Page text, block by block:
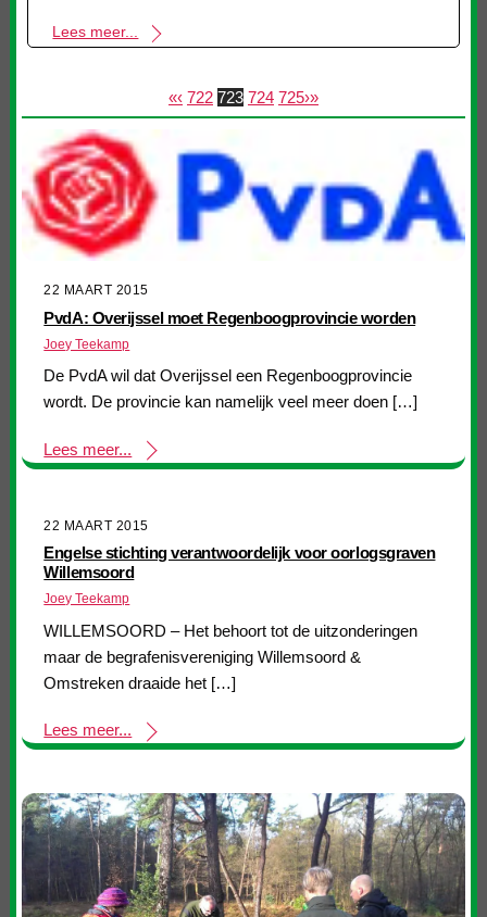
Lees meer...
«‹ 722 723 724 725›»
22 MAART 2015
PvdA: Overijssel moet Regenboogprovincie worden
Joey Teekamp
De PvdA wil dat Overijssel een Regenboogprovincie
wordt. De provincie kan namelijk veel meer doen […]
Lees meer...
22 MAART 2015
Engelse stichting verantwoordelijk voor oorlogsgraven
Willemsoord
Joey Teekamp
WILLEMSOORD – Het behoort tot de uitzonderingen
maar de begrafenisvereniging Willemsoord &
Omstreken draaide het […]
Lees meer...